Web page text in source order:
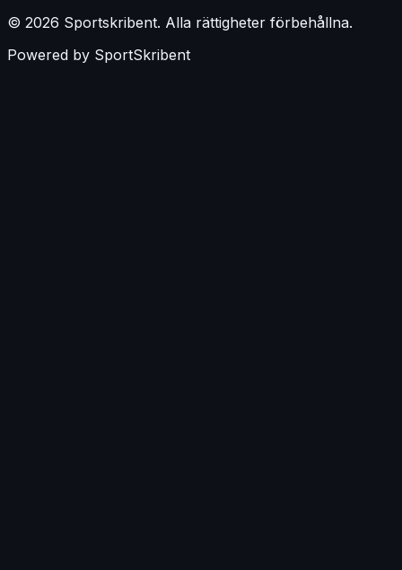
© 2026 Sportskribent. Alla rättigheter förbehållna.
Powered by SportSkribent